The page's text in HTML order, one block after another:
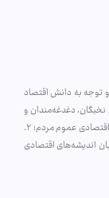
توجه به دانش اقتصاد
دغدغه‌مندان و
علاقه‌مندان پیگیری گردد و راهی بیابد به‌سوی: ۱. افزایش آگاهی اقتصادی عموم مردم؛ ۲.
نخبگانی؛ و ۳. جریان و سریان اندیشه‌های اقتصادی